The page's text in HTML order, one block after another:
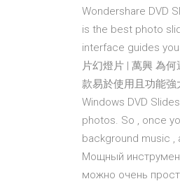
Wondershare DVD
is the best photo
interface guides
片幻燈片 | 萬興 為
款易於使用且功能強
Windows DVD
photos. So , once
background music ,
Мощный
можно очень